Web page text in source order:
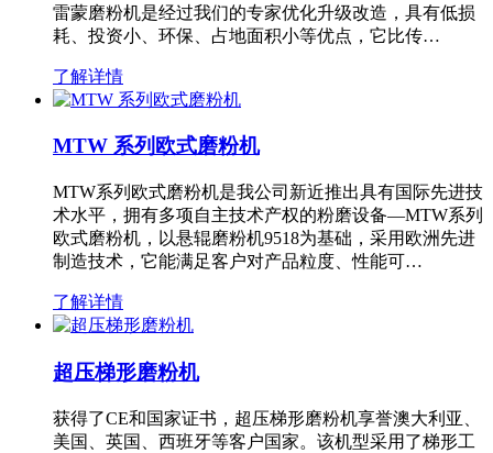
雷蒙磨粉机是经过我们的专家优化升级改造，具有低损
耗、投资小、环保、占地面积小等优点，它比传…
了解详情
MTW 系列欧式磨粉机
MTW系列欧式磨粉机是我公司新近推出具有国际先进技
术水平，拥有多项自主技术产权的粉磨设备—MTW系列
欧式磨粉机，以悬辊磨粉机9518为基础，采用欧洲先进
制造技术，它能满足客户对产品粒度、性能可…
了解详情
超压梯形磨粉机
获得了CE和国家证书，超压梯形磨粉机享誉澳大利亚、
美国、英国、西班牙等客户国家。该机型采用了梯形工